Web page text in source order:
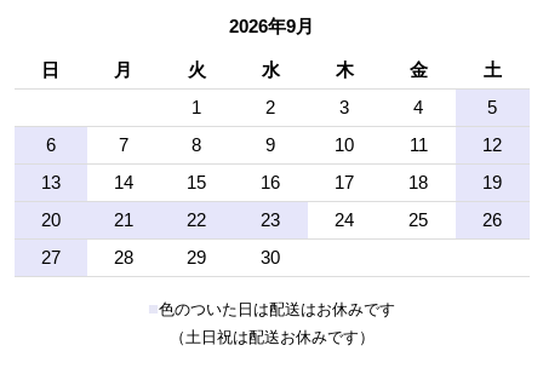
2026年9月
日 月 火 水 木 金
土
1
2 3 4
5
6
7 8 9 10 11
12
13
14 15 16 17 18
19
20
21 22 23 24 25
26
27
28 29 30
■色のついた日は配送はお休みです
（土日祝は配送お休みです）